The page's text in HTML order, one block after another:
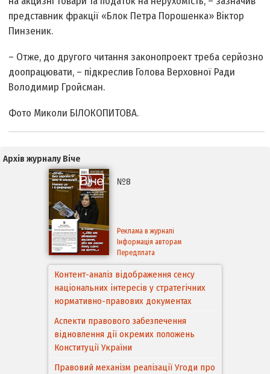
представник фракції «Блок Петра Порошенка» Віктор
Пинзеник.
– Отже, до другого читання законопроект треба серйозно
доопрацювати, – підкреслив Голова Верховної Ради
Володимир Гройсман.
Фото Миколи БІЛОКОПИТОВА.
Архів журналу Віче
№8
Реклама в журналі
Інформація авторам
Передплата
Контент-аналіз відображення сенсу
національних інтересів у стратегічних
нормативно-правових документах
Аспекти правового забезпечення
відновлення дії окремих положень
Конституції України
Правовий механізм реалізації Угоди про